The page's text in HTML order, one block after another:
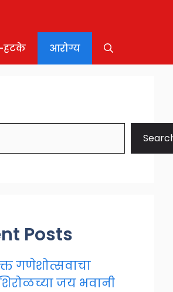
हटके आरोग्य
Posts
गणेशोत्सवाचा
शिरोळच्या जय भवानी